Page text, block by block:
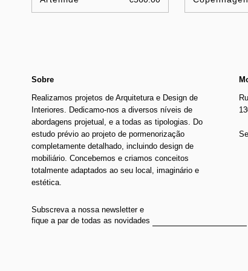
Sobre
Realizamos projetos de Arquitetura e Design de
Interiores. Dedicamo-nos a diversos níveis de
abordagens projetual, e a todas as tipologias. Do
estudo prévio ao projeto de pormenorização
completamente detalhado, incluindo design de
mobiliário. Concebemos e criamos conceitos
totalmente adaptados ao seu local, imaginário e
estética.
Subscreva a nossa newsletter e
fique a par de todas as novidades